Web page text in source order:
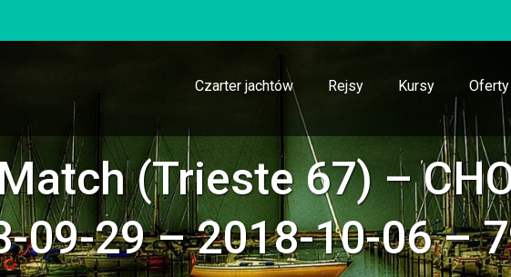
Czarter jachtów Rejsy Kursy
(Trieste 67) –
09-29 – 2018-10-06 –